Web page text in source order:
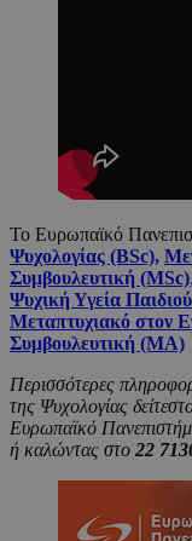
Το Ευρωπαϊκό
Ψυχολογίας (BSc),
Συμβουλευτική (MSc),
Ψυχική Υγεία
Μεταπτυχιακό στον
Συμβουλευτική (ΜΑ)
Περισσότερες
της Ψυχολογίας
Ευρωπαϊκό
ή καλώντας στο 22